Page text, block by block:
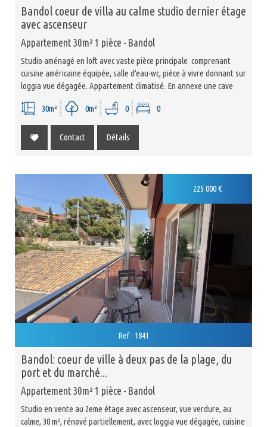
Piscine Parking Terrasse
bandol coeur de villa au calme studio dernier étage
avec ascenseur
Appartement 30m² 1 pièce - Bandol
Studio aménagé en loft avec vaste pièce principale comprenant
cuisine américaine équipée, salle d'eau-wc, pièce à vivre donnant sur
loggia vue dégagée. Appartement climatisé. En annexe une cave
30m² 0m² 0 0
Contact Détails
225 000 €
Ref : 1841
bandol: coeur de ville à deux pas de la plage, du
port et du marché...
Appartement 30m² 1 pièce - Bandol
Studio en vente au 2eme étage avec ascenseur, vue verdure, au
calme, 30 m², rénové partiellement, avec loggia vue dégagée, cuisine